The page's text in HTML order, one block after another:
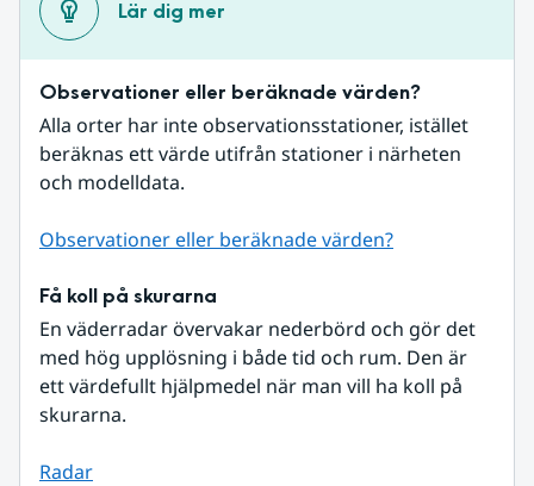
Lär dig mer
Observationer eller beräknade värden?
Alla orter har inte observationsstationer, istället
beräknas ett värde utifrån stationer i närheten
och modelldata.
Observationer eller beräknade värden?
Få koll på skurarna
En väderradar övervakar nederbörd och gör det
med hög upplösning i både tid och rum. Den är
ett värdefullt hjälpmedel när man vill ha koll på
skurarna.
Radar